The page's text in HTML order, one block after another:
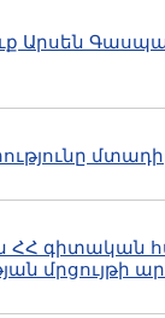
Արսեն
ՀՀ գիտական
մրցույթի